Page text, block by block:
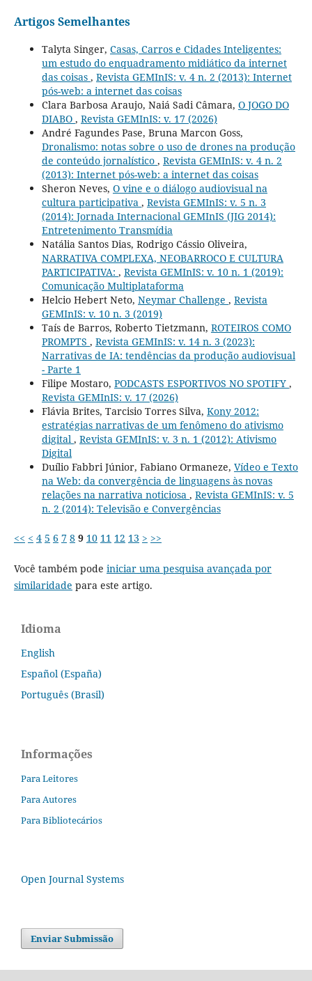
Artigos Semelhantes
Talyta Singer, Casas, Carros e Cidades Inteligentes:
um estudo do enquadramento midiático da internet
das coisas , Revista GEMInIS: v. 4 n. 2 (2013): Internet
pós-web: a internet das coisas
Clara Barbosa Araujo, Naiá Sadi Câmara, O JOGO DO
DIABO , Revista GEMInIS: v. 17 (2026)
André Fagundes Pase, Bruna Marcon Goss,
Dronalismo: notas sobre o uso de drones na produção
de conteúdo jornalístico , Revista GEMInIS: v. 4 n. 2
(2013): Internet pós-web: a internet das coisas
Sheron Neves, O vine e o diálogo audiovisual na
cultura participativa , Revista GEMInIS: v. 5 n. 3
(2014): Jornada Internacional GEMInIS (JIG 2014):
Entretenimento Transmídia
Natália Santos Dias, Rodrigo Cássio Oliveira,
NARRATIVA COMPLEXA, NEOBARROCO E CULTURA
PARTICIPATIVA: , Revista GEMInIS: v. 10 n. 1 (2019):
Comunicação Multiplataforma
Helcio Hebert Neto, Neymar Challenge , Revista
GEMInIS: v. 10 n. 3 (2019)
Taís de Barros, Roberto Tietzmann, ROTEIROS COMO
PROMPTS , Revista GEMInIS: v. 14 n. 3 (2023):
Narrativas de IA: tendências da produção audiovisual
- Parte 1
Filipe Mostaro, PODCASTS ESPORTIVOS NO SPOTIFY ,
Revista GEMInIS: v. 17 (2026)
Flávia Brites, Tarcisio Torres Silva, Kony 2012:
estratégias narrativas de um fenômeno do ativismo
digital , Revista GEMInIS: v. 3 n. 1 (2012): Ativismo
Digital
Duílio Fabbri Júnior, Fabiano Ormaneze, Vídeo e Texto
na Web: da convergência de linguagens às novas
relações na narrativa noticiosa , Revista GEMInIS: v. 5
n. 2 (2014): Televisão e Convergências
<< < 4 5 6 7 8 9 10 11 12 13 > >>
Você também pode iniciar uma pesquisa avançada por
similaridade para este artigo.
Idioma
English
Español (España)
Português (Brasil)
Informações
Para Leitores
Para Autores
Para Bibliotecários
Open Journal Systems
Enviar Submissão